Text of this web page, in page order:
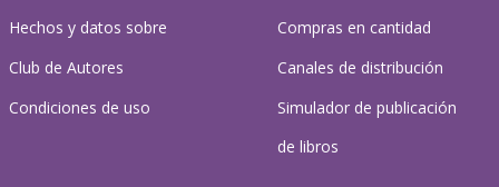
Hechos y datos sobre
Club de Autores
Condiciones de uso
Compras en cantidad
Canales de distribución
Simulador de publicación
de libros